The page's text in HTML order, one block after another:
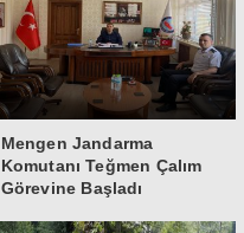
Mengen Jandarma
Komutanı Teğmen Çalım
Görevine Başladı